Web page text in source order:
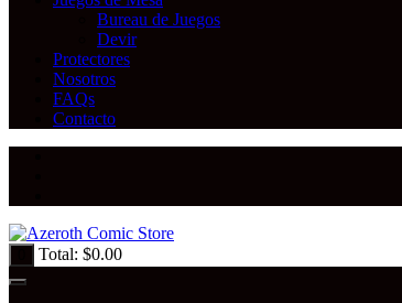
Bureau de Juegos
Devir
Protectores
Nosotros
FAQs
Contacto
Total: $0.00